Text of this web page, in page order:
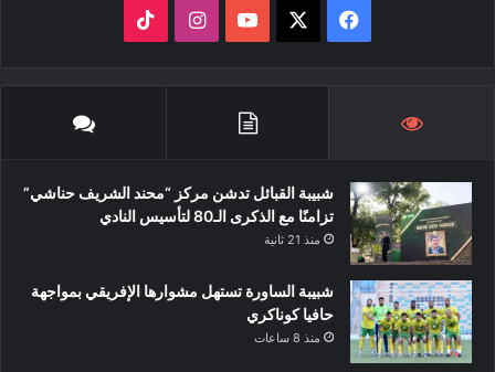
فيسبوك ‫YouTubeانستقرام
شبيبة القبائل تدشن مركز “محند الشريف حناشي”
تزامنًا مع الذكرى الـ80 لتأسيس النادي
منذ 21 ثانية
شبيبة الساورة تستهل مشوارها الإفريقي بمواجهة
حافيا كوناكري
منذ 8 ساعات